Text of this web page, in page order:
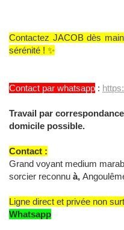
Contactez JACOB dès
sérénité ! ✨
Contact par whatsapp :
Travail par
domicile possible.
Contact :
Grand voyant medium
sorcier reconnu à,
Ligne direct et privée non
Whatsapp